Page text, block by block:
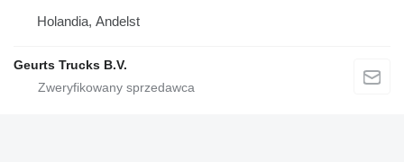
Holandia, Andelst
Geurts Trucks B.V.